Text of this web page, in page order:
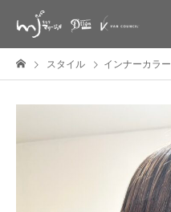
スタイル インナーカラー